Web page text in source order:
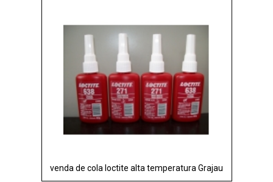
venda de cola loctite alta temperatura Grajau